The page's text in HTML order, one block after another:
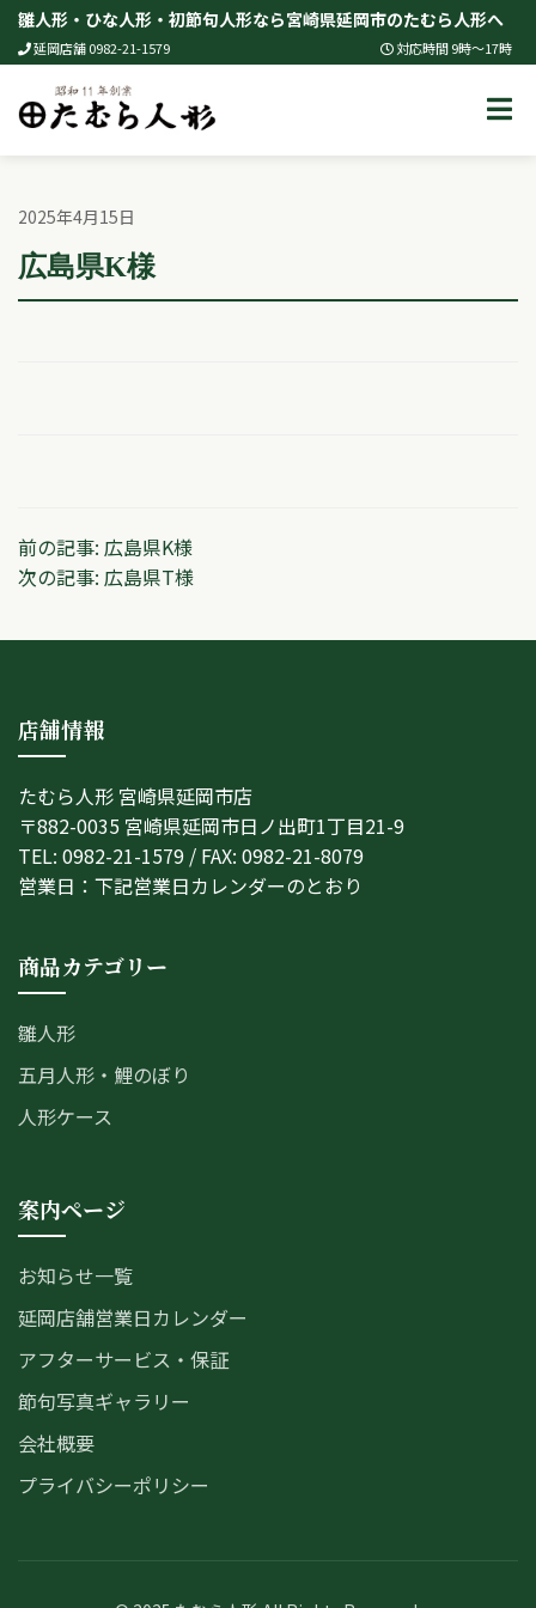
Skip
content
雛人形・ひな人形・初節句人形なら宮崎県延岡市のたむら人形へ
延岡店舗 0982-21-1579 対応時間 9時～17時
2025年4月15日
広島県K様
投
稿
ナ
ゲ
ー
シ
ョ
前の記事: 広島県K様
次の記事: 広島県T様
店舗情報
たむら人形 宮崎県延岡市店
〒882-0035 宮崎県延岡市日ノ出町1丁目21-9
TEL: 0982-21-1579 / FAX: 0982-21-8079
営業日：下記営業日カレンダーのとおり
商品カテゴリー
雛人形
五月人形・鯉のぼり
人形ケース
案内ページ
お知らせ一覧
延岡店舗営業日カレンダー
アフターサービス・保証
節句写真ギャラリー
会社概要
プライバシーポリシー